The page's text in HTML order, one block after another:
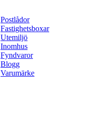
Postlådor
Fastighetsboxar
Utemiljö
Inomhus
Fyndvaror
Blogg
Varumärke